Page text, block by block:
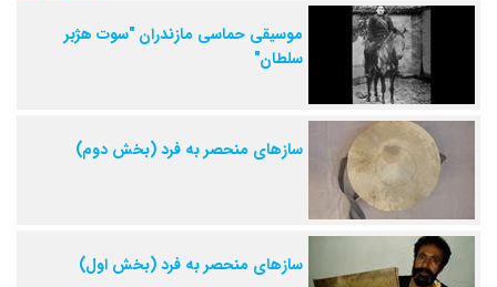
موسيقی حماسی مازندران "سوت هژبر
سلطان"
سازهای منحصر به فرد (بخش دوم)
سازهای منحصر به فرد (بخش اول)